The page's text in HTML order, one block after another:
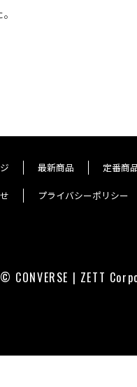
最新商品 定番商
プライバシーポリシー
© CONVERSE | ZETT